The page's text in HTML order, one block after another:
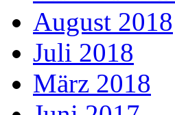
August 2018
Juli 2018
März 2018